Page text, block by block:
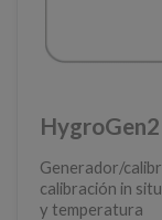
HygroGen2
Generador/
calibración in
y temperatura​